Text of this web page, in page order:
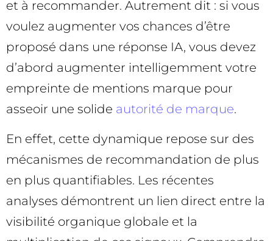
et à recommander. Autrement dit : si vous
voulez augmenter vos chances d’être
proposé dans une réponse IA, vous devez
d’abord augmenter intelligemment votre
empreinte de mentions marque pour
asseoir une solide autorité de marque.
En effet, cette dynamique repose sur des
mécanismes de recommandation de plus
en plus quantifiables. Les récentes
analyses démontrent un lien direct entre la
visibilité organique globale et la